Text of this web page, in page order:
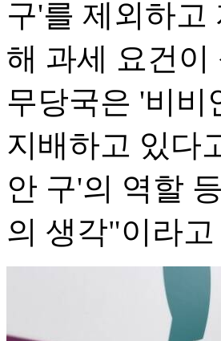
구'를 제외하고
해 과세 요건
무당국은 '비비
지배하고 있다
안 구'의 역할
의 생각"이라